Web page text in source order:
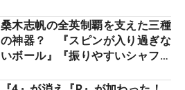
桑木志帆の全英制覇を支えた三種
の神器？ 『スピンが入り過ぎな
いボール』『振りやすいシャフ
ー』 #女子プロセッティング